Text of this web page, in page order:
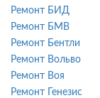
Ремонт БИД
Ремонт БМВ
Ремонт Бентли
Ремонт Вольво
Ремонт Воя
Ремонт Генезис